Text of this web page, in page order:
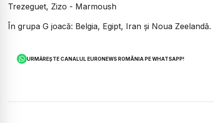
Trezeguet, Zizo - Marmoush
În grupa G joacă: Belgia, Egipt, Iran și Noua Zeelandă.
URMĂREȘTE CANALUL EURONEWS ROMÂNIA PE WHATSAPP!